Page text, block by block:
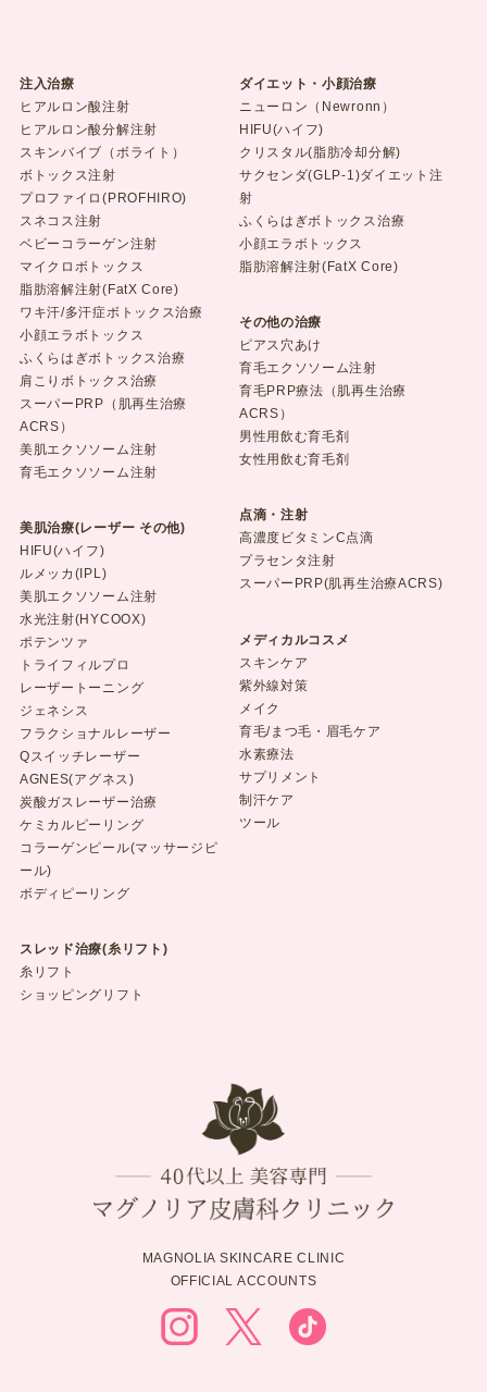
注入治療
ヒアルロン酸注射
ヒアルロン酸分解注射
スキンバイブ（ボライト）
ボトックス注射
プロファイロ(PROFHIRO)
スネコス注射
ベビーコラーゲン注射
マイクロボトックス
脂肪溶解注射(FatX Core)
ワキ汗/多汗症ボトックス治療
小顔エラボトックス
ふくらはぎボトックス治療
肩こりボトックス治療
スーパーPRP（肌再生治療
ACRS）
美肌エクソソーム注射
育毛エクソソーム注射
美肌治療(レーザー その他)
HIFU(ハイフ)
ルメッカ(IPL)
美肌エクソソーム注射
水光注射(HYCOOX)
ポテンツァ
トライフィルプロ
レーザートーニング
ジェネシス
フラクショナルレーザー
Qスイッチレーザー
AGNES(アグネス)
炭酸ガスレーザー治療
ケミカルピーリング
コラーゲンピール(マッサージピ
ール)
ボディピーリング
スレッド治療(糸リフト)
糸リフト
ショッピングリフト
ダイエット・小顔治療
ニューロン（Newronn）
HIFU(ハイフ)
クリスタル(脂肪冷却分解)
サクセンダ(GLP-1)ダイエット注
射
ふくらはぎボトックス治療
小顔エラボトックス
脂肪溶解注射(FatX Core)
その他の治療
ピアス穴あけ
育毛エクソソーム注射
育毛PRP療法（肌再生治療
ACRS）
男性用飲む育毛剤
女性用飲む育毛剤
点滴・注射
高濃度ビタミンC点滴
プラセンタ注射
スーパーPRP(肌再生治療ACRS)
メディカルコスメ
スキンケア
紫外線対策
メイク
育毛/まつ毛・眉毛ケア
水素療法
サプリメント
制汗ケア
ツール
MAGNOLIA SKINCARE CLINIC
OFFICIAL ACCOUNTS